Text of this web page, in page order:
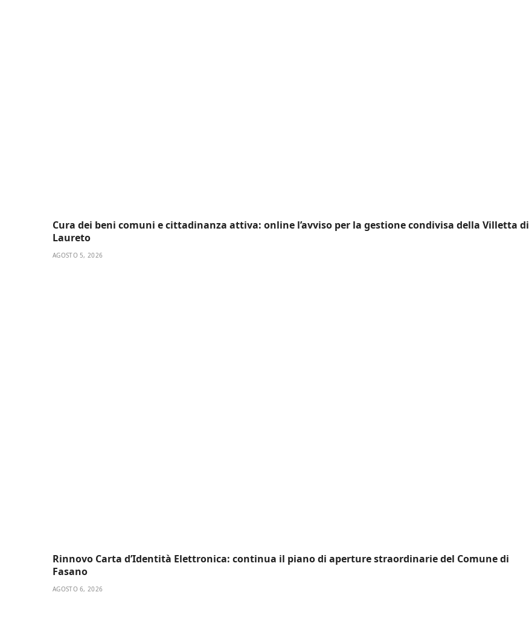
Cura dei beni comuni e cittadinanza attiva: online l’avviso per la gestione condivisa della Villetta di
Laureto
AGOSTO 5, 2026
Rinnovo Carta d’Identità Elettronica: continua il piano di aperture straordinarie del Comune di
Fasano
AGOSTO 6, 2026